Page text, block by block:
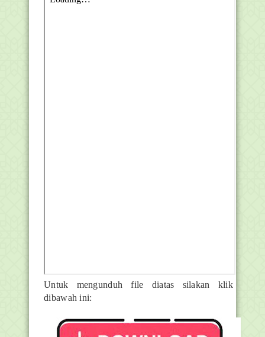
Untuk mengunduh file diatas silakan klik
dibawah ini: